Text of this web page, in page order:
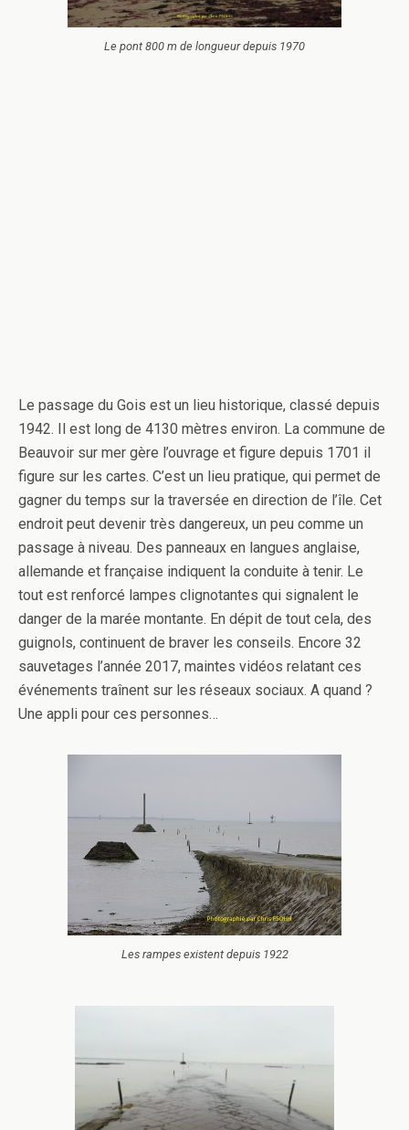
Le pont 800 m de longueur depuis 1970
Le passage du Gois est un lieu historique, classé depuis
1942. Il est long de 4130 mètres environ. La commune de
Beauvoir sur mer gère l’ouvrage et figure depuis 1701 il
figure sur les cartes. C’est un lieu pratique, qui permet de
gagner du temps sur la traversée en direction de l’île. Cet
endroit peut devenir très dangereux, un peu comme un
passage à niveau. Des panneaux en langues anglaise,
allemande et française indiquent la conduite à tenir. Le
tout est renforcé lampes clignotantes qui signalent le
danger de la marée montante. En dépit de tout cela, des
guignols, continuent de braver les conseils. Encore 32
sauvetages l’année 2017, maintes vidéos relatant ces
événements traînent sur les réseaux sociaux. A quand ?
Une appli pour ces personnes…
Les rampes existent depuis 1922